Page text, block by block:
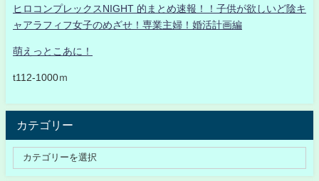
ヒロコンプレックスNIGHT 的まとめ速報！！子供が欲しいど陰キ
ャアラフィフ女子のめざせ！専業主婦！婚活計画編
萌えっとこあに！
t112-1000ｍ
カテゴリー